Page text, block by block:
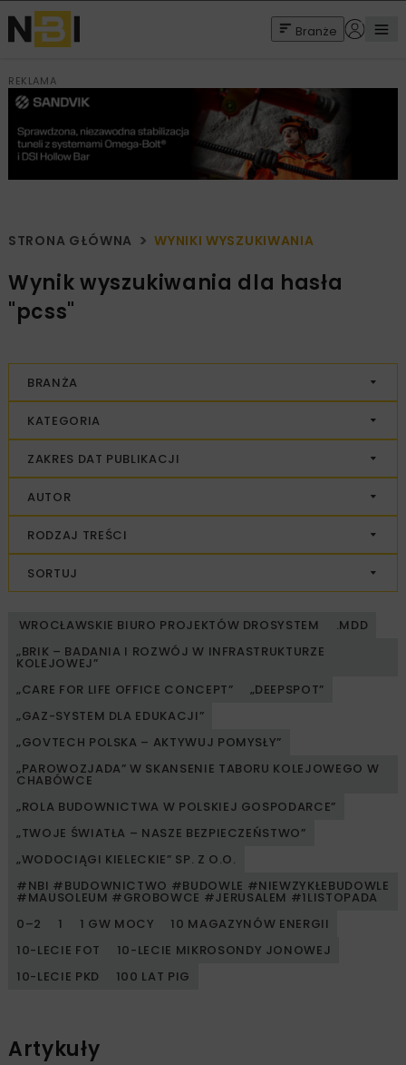
Branże
REKLAMA
STRONA GŁÓWNA WYNIKI WYSZUKIWANIA
Wynik wyszukiwania dla hasła
"pcss"
BRANŻA
KATEGORIA
ZAKRES DAT PUBLIKACJI
AUTOR
RODZAJ TREŚCI
SORTUJ
WROCŁAWSKIE BIURO PROJEKTÓW DROSYSTEM
.MDD
„BRIK – BADANIA I ROZWÓJ W INFRASTRUKTURZE
KOLEJOWEJ”
„CARE FOR LIFE OFFICE CONCEPT”
„DEEPSPOT”
„GAZ-SYSTEM DLA EDUKACJI”
„GOVTECH POLSKA – AKTYWUJ POMYSŁY”
„PAROWOZJADA” W SKANSENIE TABORU KOLEJOWEGO W
CHABÓWCE
„ROLA BUDOWNICTWA W POLSKIEJ GOSPODARCE”
„TWOJE ŚWIATŁA – NASZE BEZPIECZEŃSTWO”
„WODOCIĄGI KIELECKIE” SP. Z O.O.
#NBI #BUDOWNICTWO #BUDOWLE #NIEWZYKŁEBUDOWLE
#MAUSOLEUM #GROBOWCE #JERUSALEM #1LISTOPADA
0–2
1 1 GW MOCY
10 MAGAZYNÓW ENERGII
10-LECIE FOT
10-LECIE MIKROSONDY JONOWEJ
10-LECIE PKD
100 LAT PIG
Artykuły